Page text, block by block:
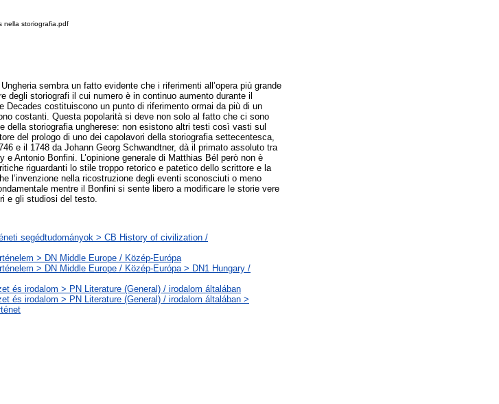
nella storiografia.pdf
sembra un fatto evidente che i riferimenti all’opera più grande
degli storiografi il cui numero è in continuo aumento durante il
Decades costituiscono un punto di riferimento ormai da più di un
costanti. Questa popolarità si deve non solo al fatto che ci sono
della storiografia ungherese: non esistono altri testi così vasti sul
del prologo di uno dei capolavori della storiografia settecentesca,
e il 1748 da Johann Georg Schwandtner, dà il primato assoluto tra
Antonio Bonfini. L’opinione generale di Matthias Bél però non è
riguardanti lo stile troppo retorico e patetico dello scrittore e la
l’invenzione nella ricostruzione degli eventi sconosciuti o meno
mentre il Bonfini si sente libero a modificare le storie vere
e gli studiosi del testo.
segédtudományok > CB History of civilization /
> DN Middle Europe / Közép-Európa
> DN Middle Europe / Közép-Európa > DN1 Hungary /
és irodalom > PN Literature (General) / irodalom általában
és irodalom > PN Literature (General) / irodalom általában >